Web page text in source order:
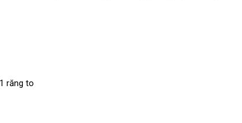
răng to